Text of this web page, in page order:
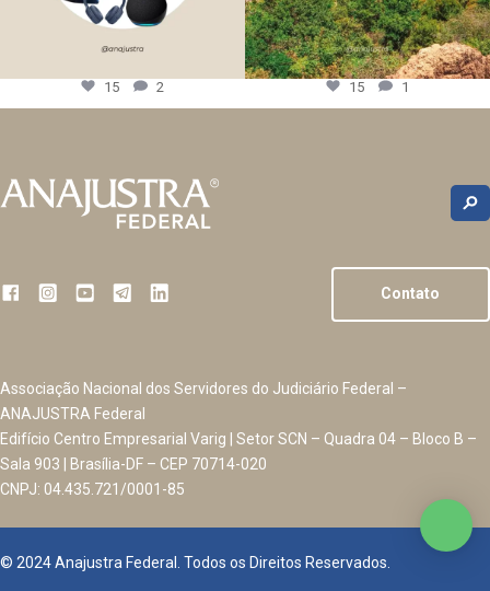
15 2 15 1
Contato
Associação Nacional dos Servidores do Judiciário Federal –
ANAJUSTRA Federal
Edifício Centro Empresarial Varig | Setor SCN – Quadra 04 – Bloco B –
Sala 903 | Brasília-DF – CEP 70714-020
CNPJ: 04.435.721/0001-85
© 2024 Anajustra Federal. Todos os Direitos Reservados.